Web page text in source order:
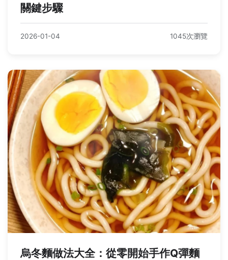
關鍵步驟
2026-01-04 1045次瀏覽
烏冬麵做法大全：從零開始手作Q彈麵